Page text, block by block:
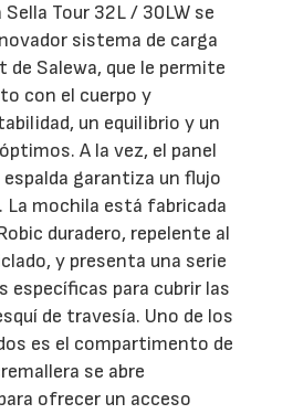
Tour 32L / 30LW se
sistema de carga
de Salewa, que le permite
con el cuerpo y
un equilibrio y un
A la vez, el panel
garantiza un flujo
La mochila está fabricada
duradero, repelente al
y presenta una serie
específicas para cubrir las
de travesía. Uno de los
es el compartimento de
se abre
ofrecer un acceso